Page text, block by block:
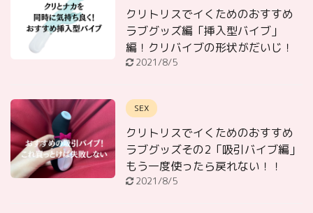
クリトリスでイくためのおすすめ
ラブグッズ編「挿入型バイブ」
編！クリバイブの形状がだいじ！
2021/8/5
SEX
クリトリスでイくためのおすすめ
ラブグッズその2「吸引バイブ編」
もう一度使ったら戻れない！！
2021/8/5